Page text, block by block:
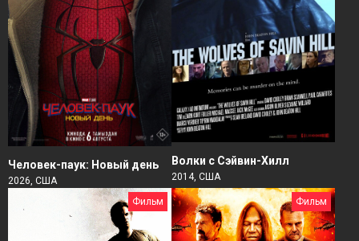
Человек-паук: Новый день
2026, США
Волки с Сэйвин-Хилл
2014, США
Фильм Фильм